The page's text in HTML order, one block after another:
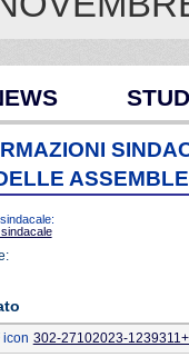
302-27102023-